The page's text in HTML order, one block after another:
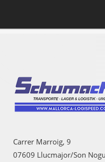
Carrer Marroig, 9
07609 Llucmajor/Son